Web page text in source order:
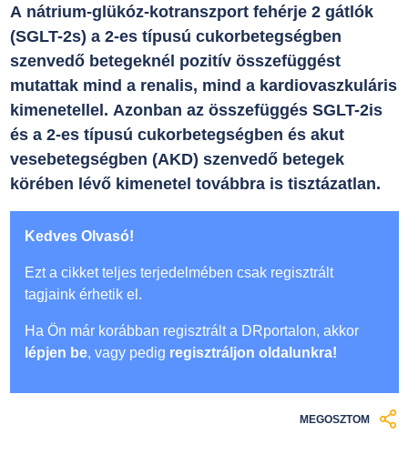
A nátrium-glükóz-kotranszport fehérje 2 gátlók
(SGLT-2s) a 2-es típusú cukorbetegségben
szenvedő betegeknél pozitív összefüggést
mutattak mind a renalis, mind a kardiovaszkuláris
kimenetellel. Azonban az összefüggés SGLT-2is
és a 2-es típusú cukorbetegségben és akut
vesebetegségben (AKD) szenvedő betegek
körében lévő kimenetel továbbra is tisztázatlan.
Kedves Olvasó!
Ezt a cikket teljes terjedelmében csak regisztrált
tagjaink érhetik el.
Ha Ön már korábban regisztrált a DRportalon, akkor
lépjen be, vagy pedig regisztráljon oldalunkra!
MEGOSZTOM